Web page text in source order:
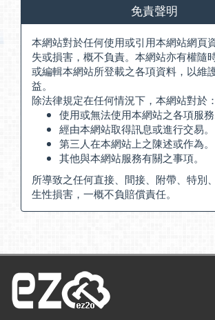
免責聲明
本網站對於任何使用或引用本網站網頁
失或損害，概不負責。本網站亦有權隨
或編輯本網站所登載之各項資料，以維
益。
除法律規定在任何情況下，本網站對於：
使用或無法使用本網站之各項服務
經由本網站取得訊息或進行交易。
第三人在本網站上之陳述或作為。
其他與本網站服務有關之事項。
所導致之任何直接、間接、附帶、特別
生性損害，一概不負賠償責任。